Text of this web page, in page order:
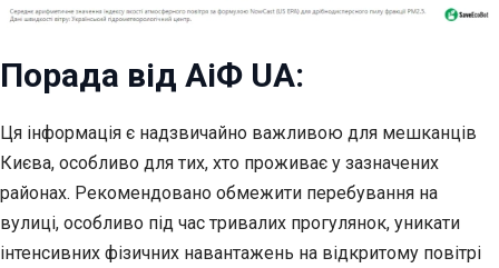
Порада від АіФ UA:
Ця інформація є надзвичайно важливою для мешканців
Києва, особливо для тих, хто проживає у зазначених
районах. Рекомендовано обмежити перебування на
вулиці, особливо під час тривалих прогулянок, уникати
інтенсивних фізичних навантажень на відкритому повітрі